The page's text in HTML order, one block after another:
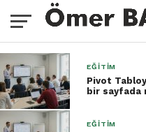
EĞITIM
Pivot
bir sayfada
EĞITIM